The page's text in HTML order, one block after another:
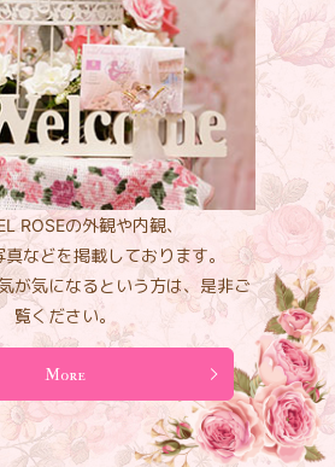
ROSEの外観や内観、
などを掲載しております。
が気になるという方は、是非ご
覧ください。
More